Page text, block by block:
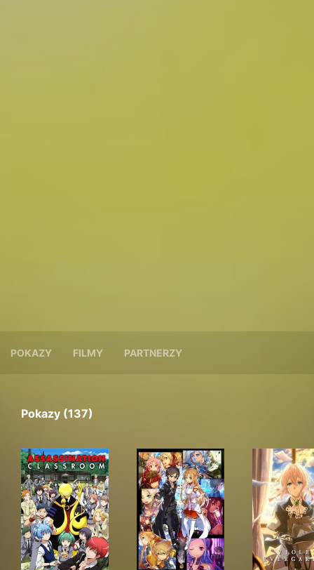
POKAZY FILMY PARTNERZY
Pokazy (137)